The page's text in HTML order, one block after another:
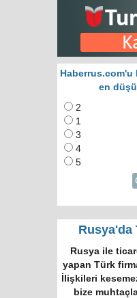
en
2
1
3
4
5
Rusya'da
Rusya ile
yapan Türk
İlişkileri
bize